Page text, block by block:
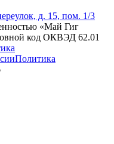
д. 15, пом. 1/3
«Май Гиг
код ОКВЭД 62.01
Политика